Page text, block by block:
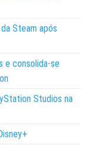
Steam após
e consolida-se
Studios na